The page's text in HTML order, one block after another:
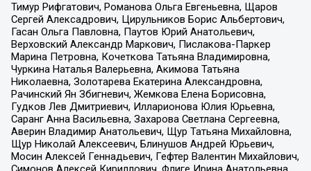
Тимур Рифгатович, Романова Ольга Евгеньевна, Щаров
Сергей Алексадрович, Цирульников Борис Альбертович,
Гасан Ольга Павловна, Паутов Юрий Анатольевич,
Верховский Александр Маркович, Пислакова-Паркер
Марина Петровна, Кочеткова Татьяна Владимировна,
Чуркина Наталья Валерьевна, Акимова Татьяна
Николаевна, Золотарева Екатерина Александровна,
Рачинский Ян Збигневич, Жемкова Елена Борисовна,
Гудков Лев Дмитриевич, Илларионова Юлия Юрьевна,
Саранг Анна Васильевна, Захарова Светлана Сергеевна,
Аверин Владимир Анатольевич, Щур Татьяна Михайловна,
Щур Николай Алексеевич, Блинушов Андрей Юрьевич,
Мосин Алексей Геннадьевич, Гефтер Валентин Михайлович,